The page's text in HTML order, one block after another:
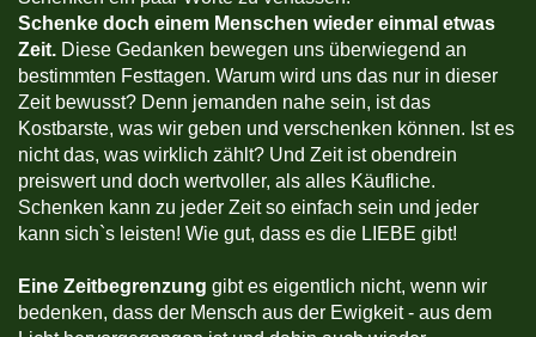
Schenke doch einem Menschen wieder einmal etwas
Zeit. Diese Gedanken bewegen uns überwiegend an
bestimmten Festtagen. Warum wird uns das nur in dieser
Zeit bewusst? Denn jemanden nahe sein, ist das
Kostbarste, was wir geben und verschenken können. Ist es
nicht das, was wirklich zählt? Und Zeit ist obendrein
preiswert und doch wertvoller, als alles Käufliche.
Schenken kann zu jeder Zeit so einfach sein und jeder
kann sich`s leisten! Wie gut, dass es die LIEBE gibt!
Eine Zeitbegrenzung gibt es eigentlich nicht, wenn wir
bedenken, dass der Mensch aus der Ewigkeit - aus dem